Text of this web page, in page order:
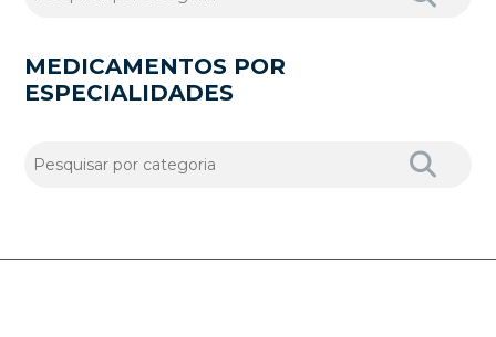
MEDICAMENTOS POR
ESPECIALIDADES